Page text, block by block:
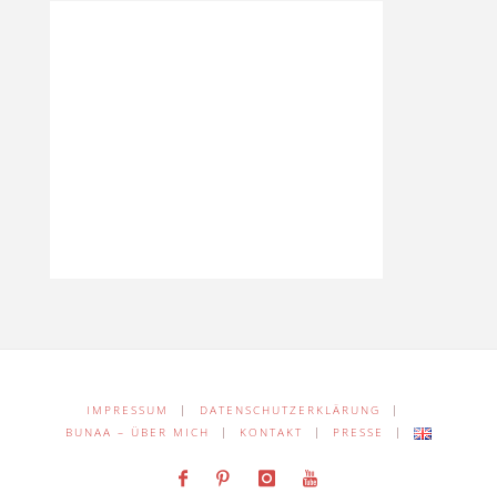
IMPRESSUM | DATENSCHUTZERKLÄRUNG
|
BUNAA – ÜBER MICH
| KONTAKT | PRESSE |